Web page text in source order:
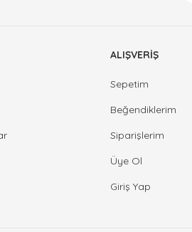
ALIŞVERİŞ
Sepetim
Beğendiklerim
Siparişlerim
Üye Ol
Giriş Yap